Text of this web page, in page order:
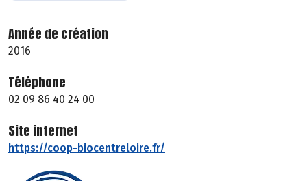
Année de création
2016
Téléphone
02 09 86 40 24 00
Site internet
https://coop-biocentreloire.fr/